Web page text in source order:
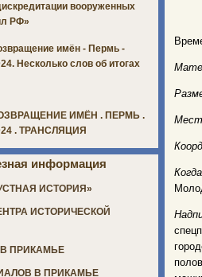
вооруженных
РФ»
имён - Пермь -
Несколько слов об итогах
ИМЁН . ПЕРМЬ .
. ТРАНСЛЯЦИЯ
информация
ИСТОРИЯ»
ИСТОРИЧЕСКОЙ
В ПРИКАМЬЕ
В ПРИКАМЬЕ